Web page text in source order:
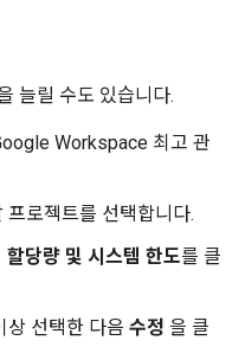
늘릴 수도 있습니다.
Workspace 최고 관
프로젝트를 선택합니다.
할당량 및 시스템 한도를 클
상 선택한 다음 수정 을 클